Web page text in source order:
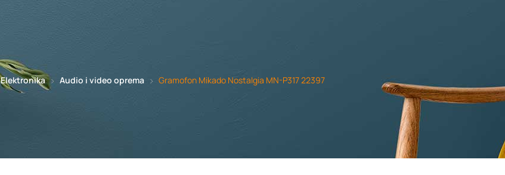
Elektronika Audio i video oprema Gramofon Mikado Nostalgia MN-P317 22397